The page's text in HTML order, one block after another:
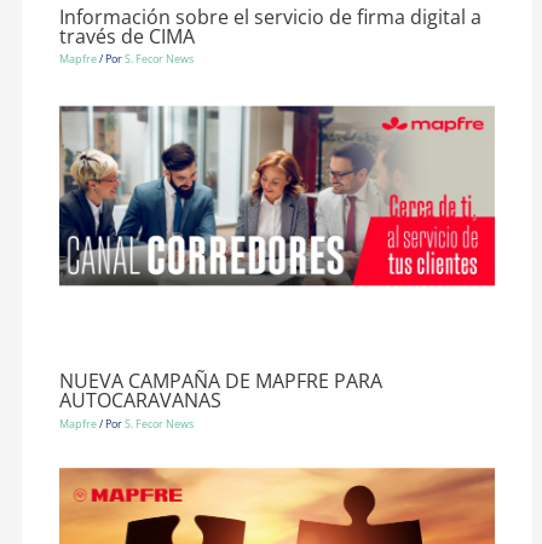
Información sobre el servicio de firma digital a
través de CIMA
Mapfre/ PorS. Fecor News
NUEVA CAMPAÑA DE MAPFRE PARA
AUTOCARAVANAS
Mapfre/ PorS. Fecor News